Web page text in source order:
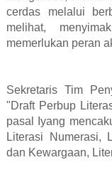
cerdas melalui
melihat,
memerlukan peran
Sekretaris Tim
"Draft Perbup
pasal Iyang
Literasi Numerasi,
dan Kewargaan,